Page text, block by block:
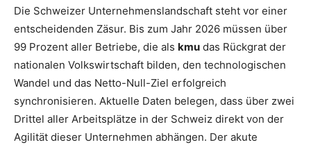
Die Schweizer Unternehmenslandschaft steht vor einer
entscheidenden Zäsur. Bis zum Jahr 2026 müssen über
99 Prozent aller Betriebe, die als kmu das Rückgrat der
nationalen Volkswirtschaft bilden, den technologischen
Wandel und das Netto-Null-Ziel erfolgreich
synchronisieren. Aktuelle Daten belegen, dass über zwei
Drittel aller Arbeitsplätze in der Schweiz direkt von der
Agilität dieser Unternehmen abhängen. Der akute